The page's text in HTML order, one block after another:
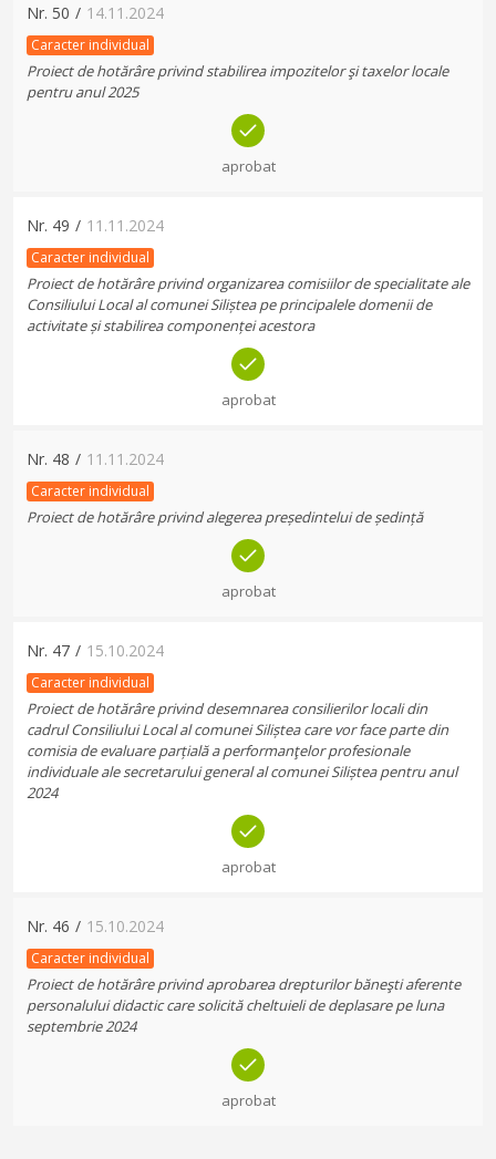
Nr. 50 / 14.11.2024
Caracter individual
Proiect de hotărâre privind stabilirea impozitelor şi taxelor locale
pentru anul 2025
aprobat
Nr. 49 / 11.11.2024
Caracter individual
Proiect de hotărâre privind organizarea comisiilor de specialitate ale
Consiliului Local al comunei Siliștea pe principalele domenii de
activitate și stabilirea componenței acestora
aprobat
Nr. 48 / 11.11.2024
Caracter individual
Proiect de hotărâre privind alegerea președintelui de ședință
aprobat
Nr. 47 / 15.10.2024
Caracter individual
Proiect de hotărâre privind desemnarea consilierilor locali din
cadrul Consiliului Local al comunei Siliștea care vor face parte din
comisia de evaluare parțială a performanţelor profesionale
individuale ale secretarului general al comunei Siliștea pentru anul
2024
aprobat
Nr. 46 / 15.10.2024
Caracter individual
Proiect de hotărâre privind aprobarea drepturilor băneşti aferente
personalului didactic care solicită cheltuieli de deplasare pe luna
septembrie 2024
aprobat